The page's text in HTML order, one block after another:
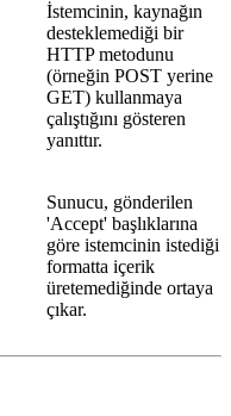
İstemcinin, kaynağın
desteklemediği bir
HTTP metodunu
(örneğin POST yerine
GET) kullanmaya
çalıştığını gösteren
yanıttır.
Sunucu, gönderilen
'Accept' başlıklarına
göre istemcinin istediği
formatta içerik
üretemediğinde ortaya
çıkar.